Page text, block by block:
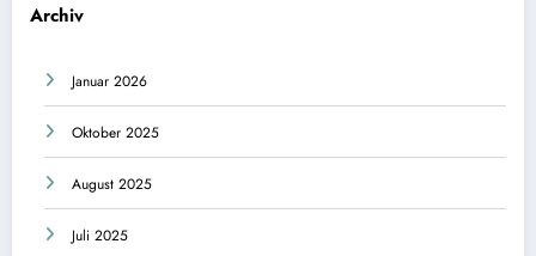
Archiv
Januar 2026
Oktober 2025
August 2025
Juli 2025